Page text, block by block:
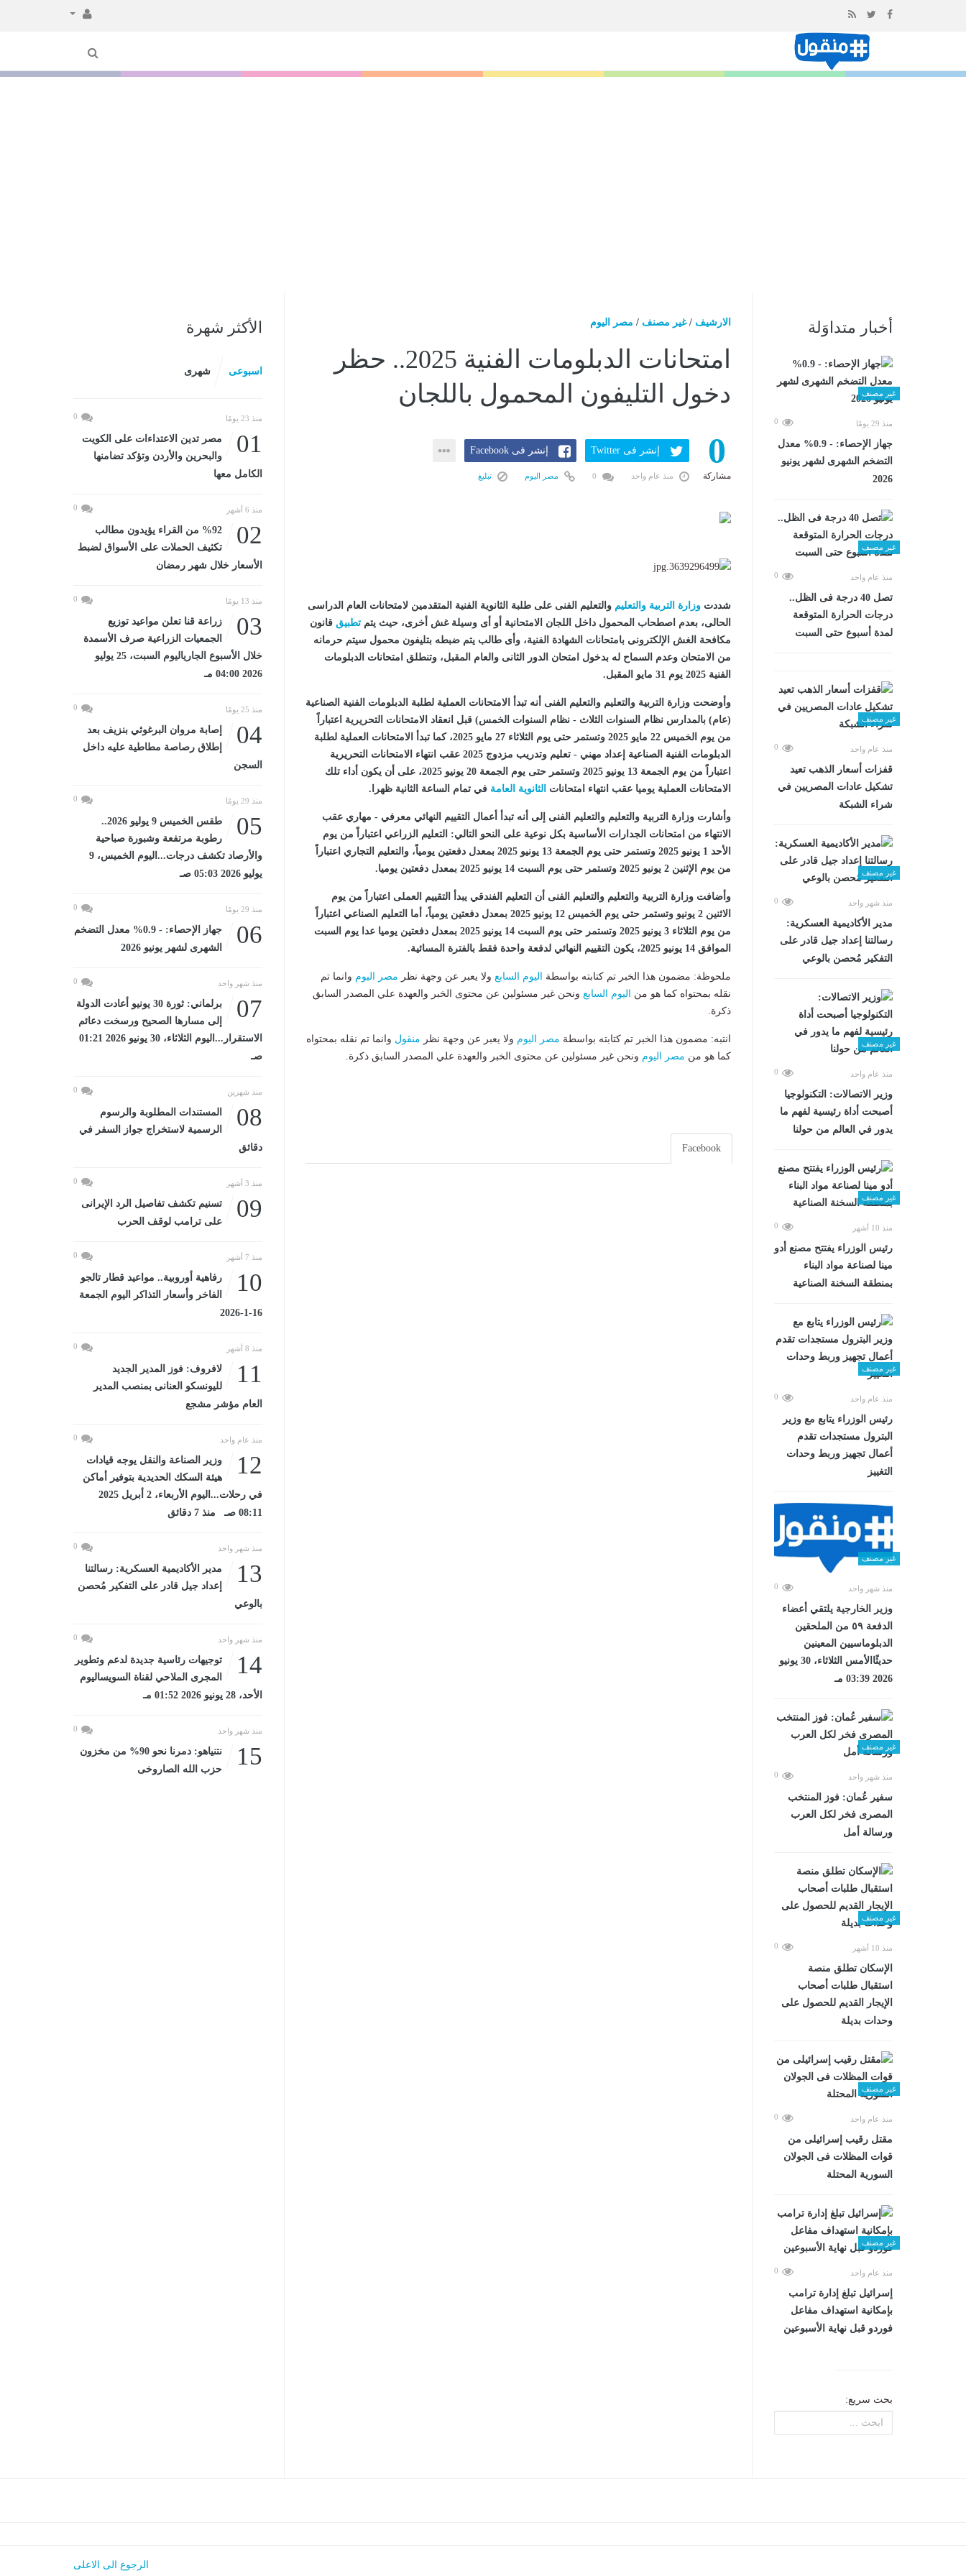
المحتوى
أخبار متداوَلة
غير مصنف
منذ 29 يومًا 0
جهاز الإحصاء: - 0.9% معدل
التضخم الشهرى لشهر يونيو
2026
غير مصنف
منذ عام واحد 0
تصل 40 درجة فى الظل..
درجات الحرارة المتوقعة
لمدة أسبوع حتى السبت
غير مصنف
منذ عام واحد 0
قفزات أسعار الذهب تعيد
تشكيل عادات المصريين في
شراء الشبكة
غير مصنف
منذ شهر واحد 0
مدير الأكاديمية العسكرية:
رسالتنا إعداد جيل قادر على
التفكير مُحصن بالوعي
غير مصنف
منذ عام واحد 0
وزير الاتصالات: التكنولوجيا
أصبحت أداة رئيسية لفهم ما
يدور في العالم من حولنا
غير مصنف
منذ 10 أشهر 0
رئيس الوزراء يفتتح مصنع أدو
مينا لصناعة مواد البناء
بمنطقة السخنة الصناعية
غير مصنف
منذ عام واحد 0
رئيس الوزراء يتابع مع وزير
البترول مستجدات تقدم
أعمال تجهيز وربط وحدات
التغييز
غير مصنف
منذ شهر واحد 0
وزير الخارجية يلتقي أعضاء
الدفعة ٥٩ من الملحقين
الدبلوماسيين المعينين
حديثًاالأمس الثلاثاء، 30 يونيو
2026 03:39 مـ
غير مصنف
منذ شهر واحد 0
سفير عُمان: فوز المنتخب
المصرى فخر لكل العرب
ورسالة أمل
غير مصنف
منذ 10 أشهر 0
الإسكان تطلق منصة
استقبال طلبات أصحاب
الإيجار القديم للحصول على
وحدات بديلة
غير مصنف
منذ عام واحد 0
مقتل رقيب إسرائيلى من
قوات المظلات فى الجولان
السورية المحتلة
غير مصنف
منذ عام واحد 0
إسرائيل تبلغ إدارة ترامب
بإمكانية استهداف مفاعل
فوردو قبل نهاية الأسبوعين
بحث سريع:
الارشيف /غير مصنف / مصر اليوم
امتحانات الدبلومات الفنية 2025.. حظر
دخول التليفون المحمول باللجان
0
مشاركة
إنشر فى Twitter إنشر فى Facebook
منذ عام واحد مصر اليوم تبليغ
شددت وزارة التربية والتعليم والتعليم الفنى على طلبة الثانوية الفنية المتقدمين لامتحانات العام الدراسى
الحالى، بعدم اصطحاب المحمول داخل اللجان الامتحانية أو أى وسيلة غش أخرى، حيث يتم تطبيق قانون
مكافحة الغش الإلكترونى بامتحانات الشهادة الفنية، وأى طالب يتم ضبطه بتليفون محمول سيتم حرمانه
من الامتحان وعدم السماح له بدخول امتحان الدور الثانى والعام المقبل، وتنطلق امتحانات الدبلومات
الفنية 2025 يوم 31 مايو المقبل.
وأوضحت وزارة التربية والتعليم والتعليم الفنى أنه تبدأ الامتحانات العملية لطلبة الدبلومات الفنية الصناعية
(عام) بالمدارس نظام السنوات الثلاث - نظام السنوات الخمس) قبل انعقاد الامتحانات التحريرية اعتباراً
من يوم الخميس 22 مايو 2025 وتستمر حتى يوم الثلاثاء 27 مايو 2025، كما تبدأ الامتحانات العملية لطلبة
الدبلومات الفنية الصناعية إعداد مهني - تعليم وتدريب مزدوج 2025 عقب انتهاء الامتحانات التحريرية
اعتباراً من يوم الجمعة 13 يونيو 2025 وتستمر حتى يوم الجمعة 20 يونيو 2025، على أن يكون أداء تلك
الامتحانات العملية يوميا عقب انتهاء امتحانات الثانوية العامة في تمام الساعة الثانية ظهرا.
وأشارت وزارة التربية والتعليم والتعليم الفنى إلى أنه تبدأ أعمال التقييم النهائي معرفي - مهاري عقب
الانتهاء من امتحانات الجدارات الأساسية بكل نوعية على النحو التالي: التعليم الزراعي اعتباراً من يوم
الأحد 1 يونيو 2025 وتستمر حتى يوم الجمعة 13 يونيو 2025 بمعدل دفعتين يومياً، والتعليم التجاري اعتباراً
من يوم الإثنين 2 يونيو 2025 وتستمر حتى يوم السبت 14 يونيو 2025 بمعدل دفعتين يوميا.
وأضافت وزارة التربية والتعليم والتعليم الفنى أن التعليم الفندقي يبدأ التقييم العملى اعتباراً من يوم
الاثنين 2 يونيو وتستمر حتى يوم الخميس 12 يونيو 2025 بمعدل دفعتين يومياً، أما التعليم الصناعي اعتباراً
من يوم الثلاثاء 3 يونيو 2025 وتستمر حتى يوم السبت 14 يونيو 2025 بمعدل دفعتين يوميا عدا يوم السبت
الموافق 14 يونيو 2025، يكون التقييم النهائي لدفعة واحدة فقط بالفترة المسائية.
ملحوظة: مضمون هذا الخبر تم كتابته بواسطة اليوم السابع ولا يعبر عن وجهة نظر مصر اليوم وانما تم
نقله بمحتواه كما هو من
اليوم السابع ونحن غير مسئولين عن محتوى الخبر والعهدة علي المصدر السابق
ذكرة.
انتبه: مضمون هذا الخبر تم كتابته بواسطة مصر اليوم ولا يعبر عن وجهة نظر منقول وانما تم نقله بمحتواه
كما هو من مصر اليوم ونحن غير مسئولين عن محتوى الخبر والعهدة علي المصدر السابق ذكرة.
Facebook
الأكثر شهرة
اسبوعى شهرى
منذ 23 يومًا 0
01
مصر تدين الاعتداءات على الكويت
والبحرين والأردن وتؤكد تضامنها
الكامل معها
منذ 6 أشهر 0
02
%92 من القراء يؤيدون مطالب
تكثيف الحملات على الأسواق لضبط
الأسعار خلال شهر رمضان
منذ 13 يومًا 0
03
زراعة قنا تعلن مواعيد توزيع
الجمعيات الزراعية صرف الأسمدة
خلال الأسبوع الجارياليوم السبت، 25 يوليو
2026 04:00 مـ
منذ 25 يومًا 0
04
إصابة مروان البرغوثي بنزيف بعد
إطلاق رصاصة مطاطية عليه داخل
السجن
منذ 29 يومًا 0
05
طقس الخميس 9 يوليو 2026..
رطوبة مرتفعة وشبورة صباحية
والأرصاد تكشف درجات...اليوم الخميس، 9
يوليو 2026 05:03 صـ
منذ 29 يومًا 0
06
جهاز الإحصاء: - 0.9% معدل التضخم
الشهرى لشهر يونيو 2026
منذ شهر واحد 0
07
برلماني: ثورة 30 يونيو أعادت الدولة
إلى مسارها الصحيح ورسخت دعائم
الاستقرار...اليوم الثلاثاء، 30 يونيو 2026 01:21
صـ
منذ شهرين 0
08
المستندات المطلوبة والرسوم
الرسمية لاستخراج جواز السفر في
دقائق
منذ 3 أشهر 0
09
تسنيم تكشف تفاصيل الرد الإيرانى
على ترامب لوقف الحرب
منذ 7 أشهر 0
10
رفاهية أوروبية.. مواعيد قطار تالجو
الفاخر وأسعار التذاكر اليوم الجمعة
16-1-2026
منذ 8 أشهر 0
11
لافروف: فوز المدير الجديد
لليونسكو العنانى بمنصب المدير
العام مؤشر مشجع
منذ عام واحد 0
12
وزير الصناعة والنقل يوجه قيادات
هيئة السكك الحديدية بتوفير أماكن
في رحلات...اليوم الأربعاء، 2 أبريل 2025
08:11 صـ منذ 7 دقائق
منذ شهر واحد 0
13
مدير الأكاديمية العسكرية: رسالتنا
إعداد جيل قادر على التفكير مُحصن
بالوعي
منذ شهر واحد 0
14
توجيهات رئاسية جديدة لدعم وتطوير
المجرى الملاحي لقناة السويساليوم
الأحد، 28 يونيو 2026 01:52 مـ
منذ شهر واحد 0
15
نتنياهو: دمرنا نحو 90% من مخزون
حزب الله الصاروخى
الرجوع الى الاعلى